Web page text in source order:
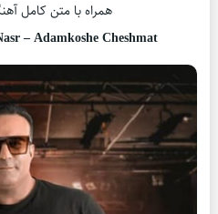
همراه با متن کامل
– Adamkoshe Cheshmat